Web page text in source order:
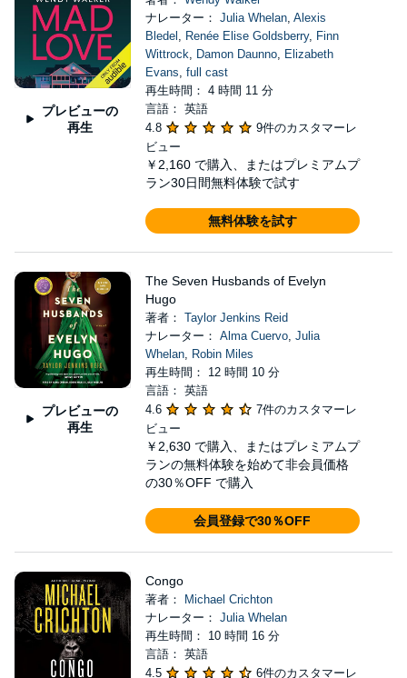
プレビューの
再生
ナレーター： Julia Whelan, Alexis
Bledel , Renée Elise Goldsberry, Finn
Wittrock, Damon Daunno, Elizabeth
Evans, full cast
再生時間： 4 時間 11 分
言語： 英語
4.8
9件のカスタマーレ
ビュー
￥2,160 で購入、またはプレミアムプ
ラン30日間無料体験で試す
無料体験を試す
プレビューの
再生
The Seven Husbands of Evelyn
Hugo
著者： Taylor Jenkins Reid
ナレーター： Alma Cuervo, Julia
Whelan, Robin Miles
再生時間： 12 時間 10 分
言語： 英語
4.6
7件のカスタマーレ
ビュー
￥2,630 で購入、またはプレミアムプ
ランの無料体験を始めて非会員価格
の30％OFF で購入
会員登録で30％OFF
Congo
著者：
Michael Crichton
ナレーター： Julia Whelan
再生時間： 10 時間 16 分
言語： 英語
4.5
6件のカスタマーレ